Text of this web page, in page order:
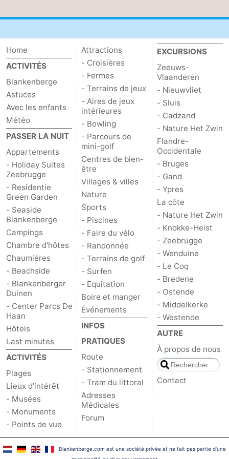
Vlaanderen
-
Nieuwvliet
-
Sluis
-
Cadzand
-
Nature
Het
Zwin
Flandre-
Occidentale
-
Bruges
-
Gand
-
Ypres
La
côte
-
Nature
Het
Zwin
-
Knokke-
Heist
-
Zeebrugge
-
Wenduine
-
Le
Coq
-
Bredene
-
Ostende
-
Middelkerke
Contact
Home
ACTIVITÉS
Blankenberge
Astuces
Avec les enfants
Météo
PASSER LA NUIT
Appartements
- Holiday Suites
Zeebrugge
- Residentie
Green Garden
- Seaside
Blankenberge
Campings
Chambre d'hôtes
Chaumières
- Beachside
- Blankenberger
Duinen
- Center Parcs De
Haan
Hôtels
Last minutes
ACTIVITÉS
Plages
Lieux d'intérêt
- Musées
- Monuments
- Points de vue
Attractions
- Croisières
- Fermes
- Terrains de jeux
- Aires de jeux
intérieures
- Bowling
- Parcours de
mini-golf
Centres de bien-
être
Villages & villes
Nature
Sports
- Piscines
- Faire du vélo
- Randonnée
- Terrains de golf
- Surfen
- Equitation
Boire et manger
Événements
INFOS
PRATIQUES
Route
- Stationnement
- Tram du littoral
Adresses
Médicales
Forum
EXCURSIONS
Zeeuws-
Vlaanderen
- Nieuwvliet
- Sluis
- Cadzand
- Nature Het Zwin
Flandre-
Occidentale
- Bruges
- Gand
- Ypres
La côte
- Nature Het Zwin
- Knokke-Heist
- Zeebrugge
- Wenduine
- Le Coq
- Bredene
- Ostende
- Middelkerke
- Westende
AUTRE
À propos de nous
Contact
Blankenberge.com est une société privée et ne fait pas partie d'une